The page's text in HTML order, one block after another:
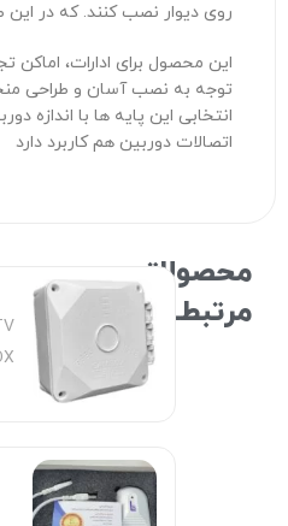
روی دیوار نصب کنند. که در این
این محصول برای ادارات،
توجه به نصب آسان و طراحی
انتخابی این پایه ها با اندازه
اتصالات دوربین هم کاربرد دارد
محصولاتـــــ
مرتبطـ